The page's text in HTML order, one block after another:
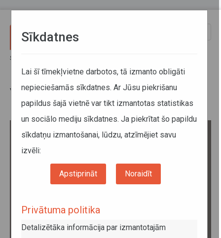
Sākums
Valde
Sīkdatnes
Lai šī tīmekļvietne darbotos, tā izmanto obligāti
nepieciešamās sīkdatnes. Ar Jūsu piekrišanu
papildus šajā vietnē var tikt izmantotas statistikas
un sociālo mediju sīkdatnes. Ja piekrītat šo papildu
sīkdatņu izmantošanai, lūdzu, atzīmējiet savu
izvēli:
Apstiprināt Noraidīt
Privātuma politika
Detalizētāka informācija par izmantotajām